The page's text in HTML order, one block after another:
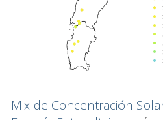
Mix de Concentración